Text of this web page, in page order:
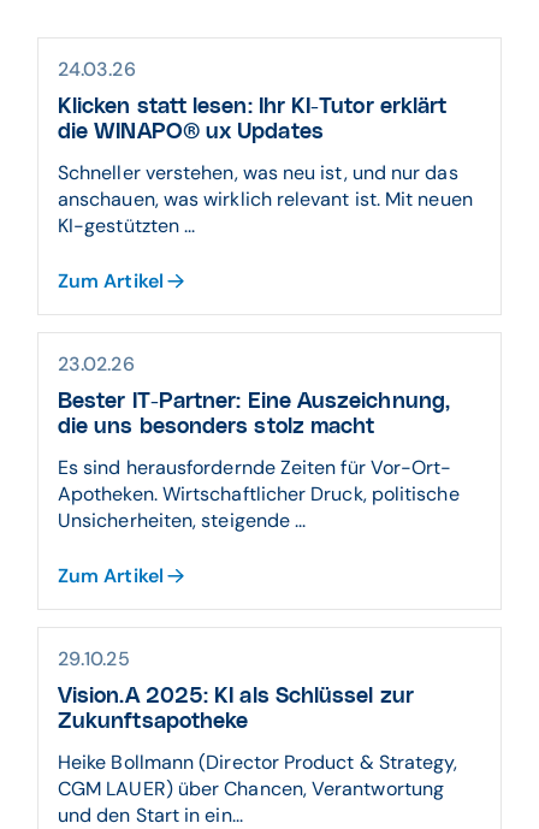
24.03.26
Klicken statt lesen: Ihr KI-Tutor erklärt
die WINAPO® ux Updates
Schneller verstehen, was neu ist, und nur das
anschauen, was wirklich relevant ist. Mit neuen
KI-gestützten ...
Zum Artikel
23.02.26
Bester IT-Partner: Eine Auszeichnung,
die uns besonders stolz macht
Es sind herausfordernde Zeiten für Vor-Ort-
Apotheken. Wirtschaftlicher Druck, politische
Unsicherheiten, steigende ...
Zum Artikel
29.10.25
Vision.A 2025: KI als Schlüssel zur
Zukunftsapotheke
Heike Bollmann (Director Product & Strategy,
CGM LAUER) über Chancen, Verantwortung
und den Start in ein...